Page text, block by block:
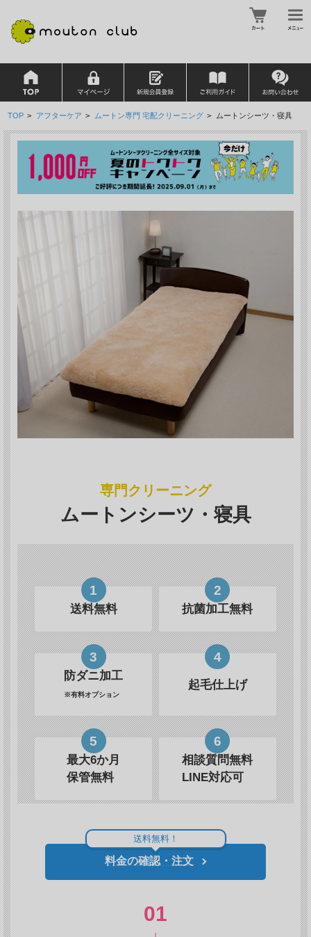
TOP > アフターケア > ムートン専門 宅配クリーニング > ムートンシーツ・寝具
専門クリーニング
ムートンシーツ・寝具
1
送料無料
2
抗菌加工無料
3
防ダニ加工
※有料オプション
4
起毛仕上げ
5
最大6か月
保管無料
6
相談質問無料
LINE対応可
送料無料！
料金の確認・注文